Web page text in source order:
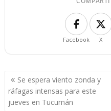
Facebook X
Navegación
de
entradas
Se espera viento zonda y
ráfagas intensas para este
jueves en Tucumán